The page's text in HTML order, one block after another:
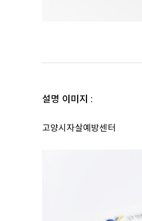
설명 이미지 :
고양시자살예방센터